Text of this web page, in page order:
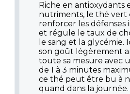
Riche en antioxydants
nutriments, le thé vert
renforcer les défenses
et régule le taux de
le sang et la glycémie.
son goût légèrement
toute sa mesure avec
de 1 à 3 minutes
ce thé peut être bu à
quand dans la journée.